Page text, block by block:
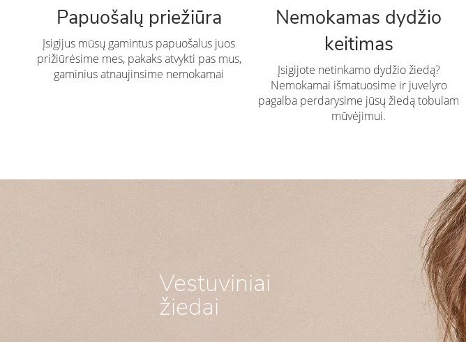
Papuošalų priežiūra
Įsigijus mūsų gamintus papuošalus juos
prižiūrėsime mes, pakaks atvykti pas mus,
gaminius atnaujinsime nemokamai
Nemokamas dydžio
keitimas
Įsigijote netinkamo dydžio žiedą?
Nemokamai išmatuosime ir juvelyro
pagalba perdarysime jūsų žiedą tobulam
mūvėjimui.
Vestuviniai
žiedai